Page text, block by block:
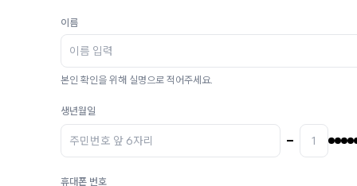
이름
본인 확인을 위해 실명으로 적어주세요.
생년월일
휴대폰 번호